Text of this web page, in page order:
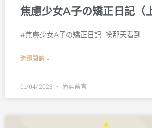
焦慮少女A子の矯正日記（
#焦慮少女A子の矯正日記 󠀠 唉那天看到
繼續閱讀 »
01/04/2023 尚無留言